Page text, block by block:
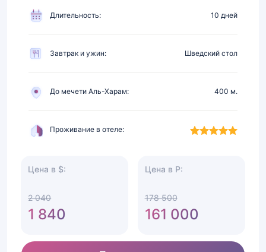
Длительность: 10 дней
Завтрак и ужин: Шведский стол
До мечети Аль-Харам: 400 м.
Проживание в отеле:
Цена в $:
2 040
1 840
Цена в Р:
178 500
161 000
питание